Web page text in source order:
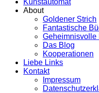
Kunstautomat
About
Goldener Strich
Fantastische
Geheimnisvolle
Das Blog
Kooperationen
Liebe Links
Kontakt
Impressum